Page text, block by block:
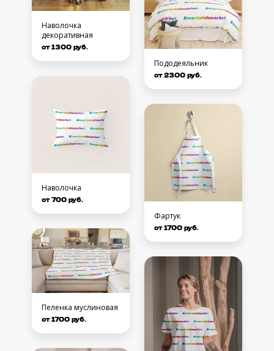
Наволочка
декоративная
от 1300 руб.
Наволочка
от 700 руб.
Пеленка муслиновая
от 1700 руб.
Пододеяльник
от 2300 руб.
Фартук
от 1700 руб.